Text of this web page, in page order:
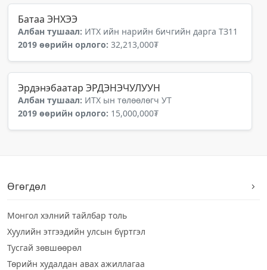
Батаа ЭНХЭЭ
Албан тушаал: ИТХ ийн нарийн бичгийн дарга ТЗ11
2019 өөрийн орлого: 32,213,000₮
Эрдэнэбаатар ЭРДЭНЭЧУЛУУН
Албан тушаал: ИТХ ын төлөөлөгч УТ
2019 өөрийн орлого: 15,000,000₮
Өгөгдөл
Монгол хэлний тайлбар толь
Хуулийн этгээдийн улсын бүртгэл
Тусгай зөвшөөрөл
Төрийн худалдан авах ажиллагаа